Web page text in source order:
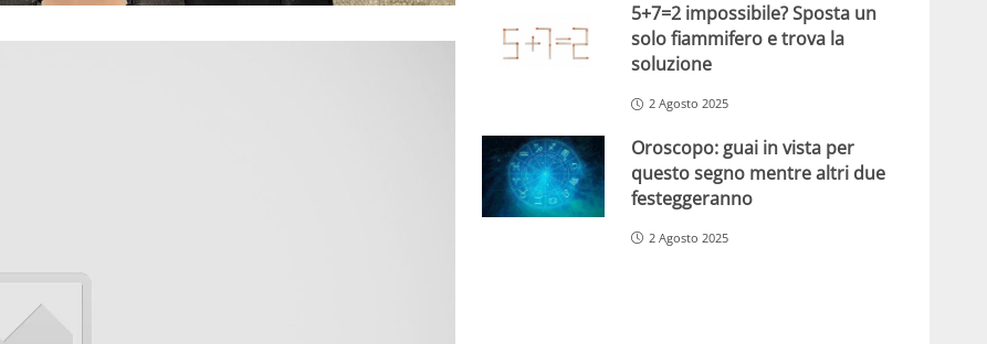
5+7=2 impossibile? Sposta un
solo fiammifero e trova la
soluzione
2 Agosto 2025
Oroscopo: guai in vista per
questo segno mentre altri due
festeggeranno
2 Agosto 2025